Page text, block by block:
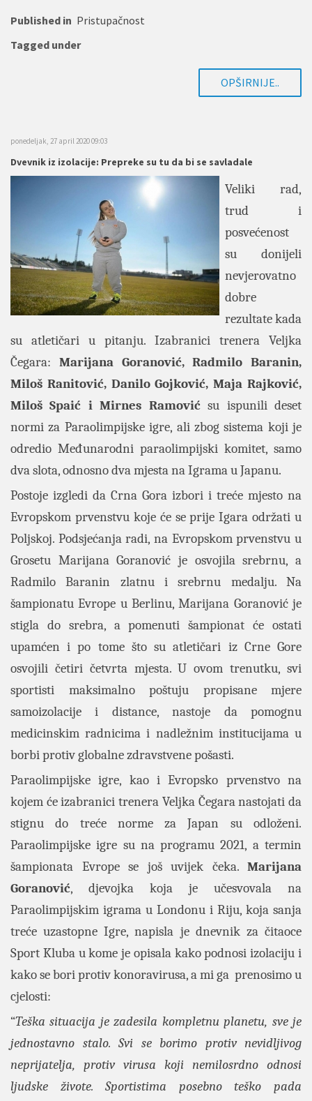
Published in Pristupačnost
Tagged under
OPŠIRNIJE..
ponedeljak, 27 april 2020 09:03
Dvevnik iz izolacije: Prepreke su tu da bi se savladale
Veliki rad,
trud i
posvećenost
su donijeli
nevjerovatno
dobre
rezultate kada
su atletičari u pitanju. Izabranici trenera Veljka
Čegara: Marijana Goranović, Radmilo Baranin,
Miloš Ranitović, Danilo Gojković, Maja Rajković,
Miloš Spaić i Mirnes Ramovićsu ispunili deset
normi za Paraolimpijske igre, ali zbog sistema koji je
odredio Međunarodni paraolimpijski komitet, samo
dva slota, odnosno dva mjesta na Igrama u Japanu.
Postoje izgledi da Crna Gora izbori i treće mjesto na
Evropskom prvenstvu koje će se prije Igara održati u
Poljskoj. Podsjećanja radi, na Evropskom prvenstvu u
Grosetu Marijana Goranović je osvojila srebrnu, a
Radmilo Baranin zlatnu i srebrnu medalju. Na
šampionatu Evrope u Berlinu, Marijana Goranović je
stigla do srebra, a pomenuti šampionat će ostati
upamćen i po tome što su atletičari iz Crne Gore
osvojili četiri četvrta mjesta. U ovom trenutku, svi
sportisti maksimalno poštuju propisane mjere
samoizolacije i distance, nastoje da pomognu
medicinskim radnicima i nadležnim institucijama u
borbi protiv globalne zdravstvene pošasti.
Paraolimpijske igre, kao i Evropsko prvenstvo na
kojem će izabranici trenera Veljka Čegara nastojati da
stignu do treće norme za Japan su odloženi.
Paraolimpijske igre su na programu 2021, a termin
šampionata Evrope se još uvijek čeka. Marijana
Goranović, djevojka koja je učesvovala na
Paraolimpijskim igrama u Londonu i Riju, koja sanja
treće uzastopne Igre, napisla je dnevnik za čitaoce
Sport Kluba u kome je opisala kako podnosi izolaciju i
kako se bori protiv konoravirusa, a mi ga prenosimo u
cjelosti:
“Teška situacija je zadesila kompletnu planetu, sve je
jednostavno stalo. Svi se borimo protiv nevidljivog
neprijatelja, protiv virusa koji nemilosrdno odnosi
ljudske živote. Sportistima posebno teško pada